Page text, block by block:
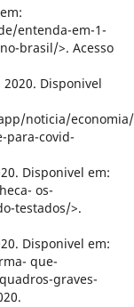
entenda-em-1-
brasil/>. Acesso
2020. Disponivel
noticia/
para-covid-
Disponivel em:
os-
testados/>.
Disponivel em:
que-
graves-